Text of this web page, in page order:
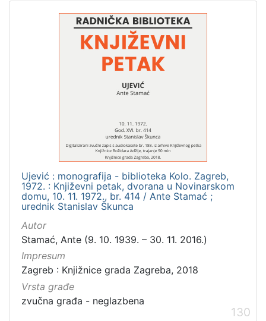
Ujević : monografija - biblioteka Kolo. Zagreb,
1972. : Književni petak, dvorana u Novinarskom
domu, 10. 11. 1972., br. 414 / Ante Stamać ;
urednik Stanislav Škunca
Autor
Stamać, Ante (9. 10. 1939. – 30. 11. 2016.)
Impresum
Zagreb : Knjižnice grada Zagreba, 2018
Vrsta građe
zvučna građa - neglazbena
130